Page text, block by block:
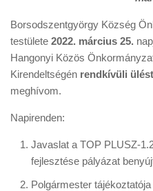
Borsodszentgyörgy Község
testülete 2022. március 25.
Hangonyi Közös
Kirendeltségén rendkívüli ülést
meghívom.
Napirenden:
Javaslat a TOP PLUSZ-
fejlesztése pályázat
Polgármester tájékoztatója